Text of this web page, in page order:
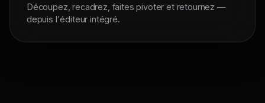
Découpez, recadrez, faites pivoter et retournez —
depuis l'éditeur intégré.